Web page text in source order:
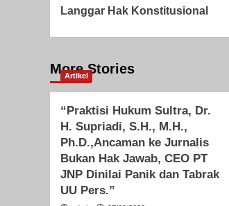
Langgar Hak Konstitusional
More Stories
Artikel
“Praktisi Hukum Sultra, Dr.
H. Supriadi, S.H., M.H.,
Ph.D.,Ancaman ke Jurnalis
Bukan Hak Jawab, CEO PT
JNP Dinilai Panik dan Tabrak
UU Pers.”